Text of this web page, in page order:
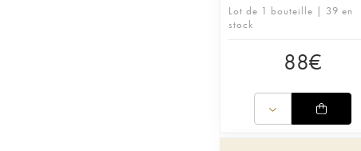
Lot de 1 bouteille | 39 en
stock
88€